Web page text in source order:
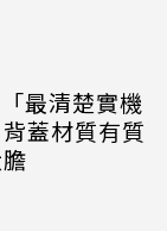
最清楚實機
蓋材質有質